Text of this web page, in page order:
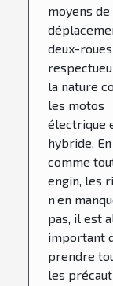
moyens de
deux-roues
la nature
les motos
électrique
hybride.
comme
engin, les
n’en
pas, il est
important
prendre
les